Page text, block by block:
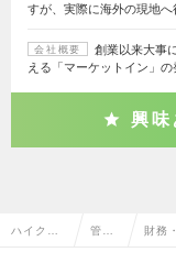
すが、実際に海外の現地
会社概要
創業以来大事
える「マーケットイン」
興味
ハイクラ 管理 財務